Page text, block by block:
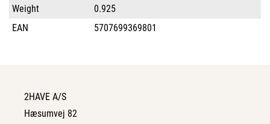
Weight
0.925
EAN
5707699369801
2HAVE A/S
Hæsumvej 82